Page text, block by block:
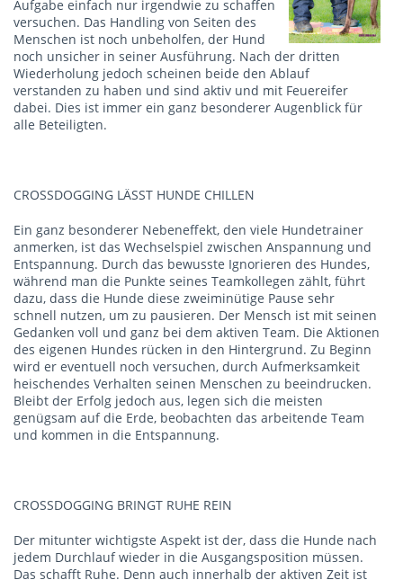
Aufgabe einfach nur irgendwie zu schaffen
versuchen. Das Handling von Seiten des
Menschen ist noch unbeholfen, der Hund
noch unsicher in seiner Ausführung. Nach der dritten
Wiederholung jedoch scheinen beide den Ablauf
verstanden zu haben und sind aktiv und mit Feuereifer
dabei. Dies ist immer ein ganz besonderer Augenblick für
alle Beteiligten.
CROSSDOGGING LÄSST HUNDE CHILLEN
Ein ganz besonderer Nebeneffekt, den viele Hundetrainer
anmerken, ist das Wechselspiel zwischen Anspannung und
Entspannung. Durch das bewusste Ignorieren des Hundes,
während man die Punkte seines Teamkollegen zählt, führt
dazu, dass die Hunde diese zweiminütige Pause sehr
schnell nutzen, um zu pausieren. Der Mensch ist mit seinen
Gedanken voll und ganz bei dem aktiven Team. Die Aktionen
des eigenen Hundes rücken in den Hintergrund. Zu Beginn
wird er eventuell noch versuchen, durch Aufmerksamkeit
heischendes Verhalten seinen Menschen zu beeindrucken.
Bleibt der Erfolg jedoch aus, legen sich die meisten
genügsam auf die Erde, beobachten das arbeitende Team
und kommen in die Entspannung.
CROSSDOGGING BRINGT RUHE REIN
Der mitunter wichtigste Aspekt ist der, dass die Hunde nach
jedem Durchlauf wieder in die Ausgangsposition müssen.
Das schafft Ruhe. Denn auch innerhalb der aktiven Zeit ist